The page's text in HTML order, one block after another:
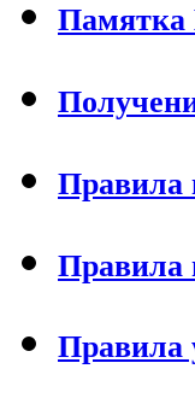
Памятка
Правила
Правила
Правила